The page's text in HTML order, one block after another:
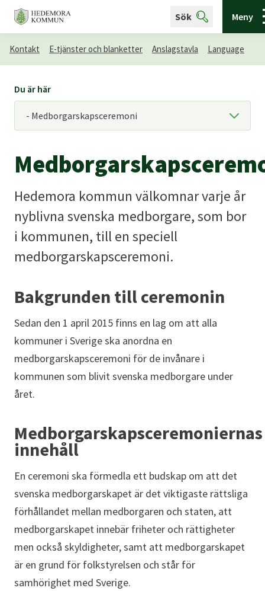
Sök Meny
Kontakt E-tjänster och blanketter Anslagstavla Language
Hedemora kommun välkomnar varje år
nyblivna svenska medborgare, som bor
i kommunen, till en speciell
medborgarskapsceremoni.
Bakgrunden till ceremonin
Sedan den 1 april 2015 finns en lag om att alla
kommuner i Sverige ska anordna en
medborgarskapsceremoni för de invånare i
kommunen som blivit svenska medborgare under
året.
Medborgarskapsceremoniernas
innehåll
En ceremoni ska förmedla ett budskap om att det
svenska medborgarskapet är det viktigaste rättsliga
förhållandet mellan medborgaren och staten, att
medborgarskapet innebär friheter och rättigheter
men också skyldigheter, samt att medborgarskapet
är en grund för folkstyrelsen och står för
samhörighet med Sverige.
Du är här